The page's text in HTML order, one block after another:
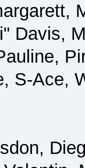
Davis,
S-Ace,